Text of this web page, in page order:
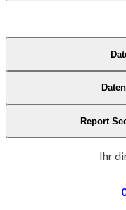
Report
Ihr